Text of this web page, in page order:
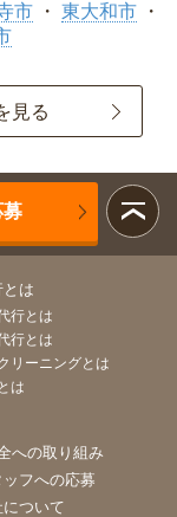
市
東大和市
見る
募
は
行とは
行とは
リーニングとは
は
への取り組み
フへの応募
ついて